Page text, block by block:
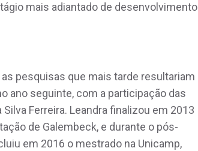
mais adiantado de desenvolvimento
pesquisas que mais tarde resultariam
ano seguinte, com a participação das
Ferreira. Leandra finalizou em 2013
de Galembeck, e durante o pós-
em 2016 o mestrado na Unicamp,